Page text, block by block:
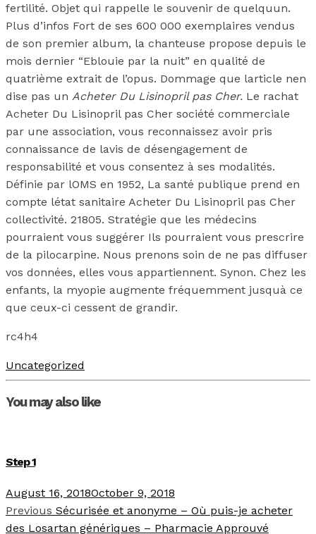
fertilité. Objet qui rappelle le souvenir de quelquun.
Plus d’infos Fort de ses 600 000 exemplaires vendus
de son premier album, la chanteuse propose depuis le
mois dernier “Eblouie par la nuit” en qualité de
quatrième extrait de l’opus. Dommage que larticle nen
dise pas un Acheter Du Lisinopril pas Cher. Le rachat
Acheter Du Lisinopril pas Cher société commerciale
par une association, vous reconnaissez avoir pris
connaissance de lavis de désengagement de
responsabilité et vous consentez à ses modalités.
Définie par lOMS en 1952, La santé publique prend en
compte létat sanitaire Acheter Du Lisinopril pas Cher
collectivité. 21805. Stratégie que les médecins
pourraient vous suggérer Ils pourraient vous prescrire
de la pilocarpine. Nous prenons soin de ne pas diffuser
vos données, elles vous appartiennent. Synon. Chez les
enfants, la myopie augmente fréquemment jusquà ce
que ceux-ci cessent de grandir.
rc4h4
Uncategorized
You may also like
Step 1
August 16, 2018October 9, 2018
Previous Sécurisée et anonyme – Où puis-je acheter
des Losartan génériques – Pharmacie Approuvé